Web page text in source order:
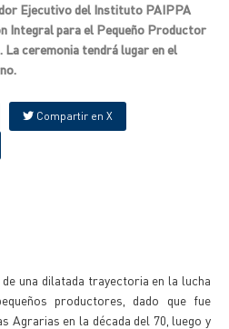
Ejecutivo del Instituto PAIPPA
Integral para el Pequeño Productor
ceremonia tendrá lugar en el
Compartir en X
una dilatada trayectoria en la lucha
productores, dado que fue
Agrarias en la década del 70, luego y